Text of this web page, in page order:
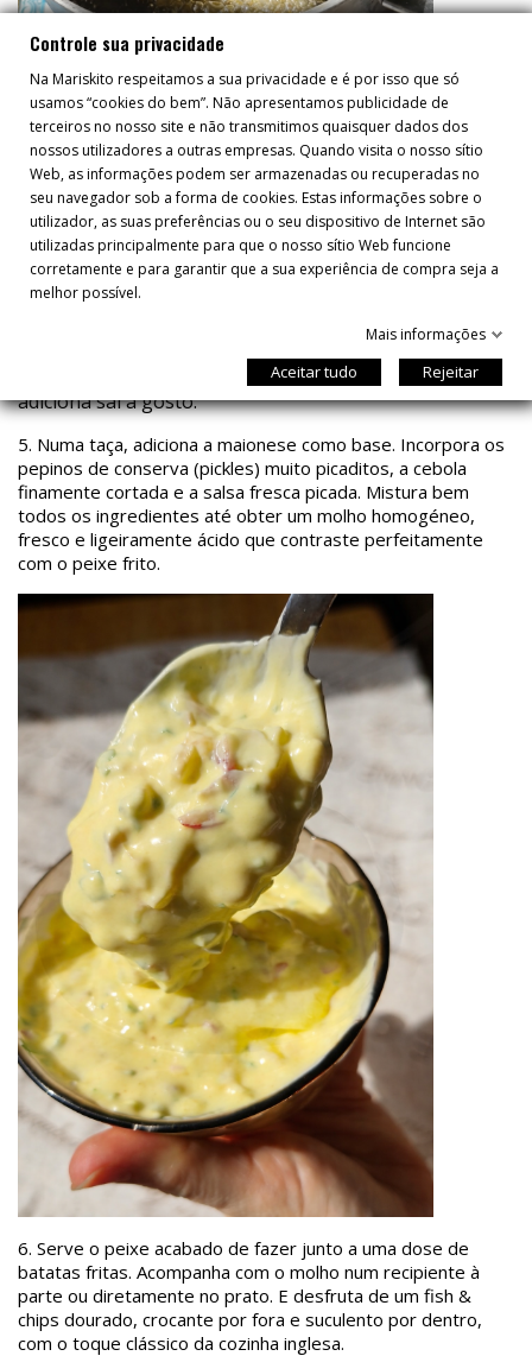
4. Frita as batatas em óleo quente abundante até estarem
douradas por fora e tenras por dentro. Para um resultado
espetacular, podes fazer uma fritura dupla:
Primeira fritura a temperatura média para as cozinhar
Segunda fritura a temperatura alta para as dourar e
deixar crocantes Retira-as para papel absorvente e
adiciona sal a gosto.
5. Numa taça, adiciona a maionese como base. Incorpora os
pepinos de conserva (pickles) muito picaditos, a cebola
finamente cortada e a salsa fresca picada. Mistura bem
todos os ingredientes até obter um molho homogéneo,
fresco e ligeiramente ácido que contraste perfeitamente
com o peixe frito.
6. Serve o peixe acabado de fazer junto a uma dose de
batatas fritas. Acompanha com o molho num recipiente à
parte ou diretamente no prato. E desfruta de um fish &
chips dourado, crocante por fora e suculento por dentro,
com o toque clássico da cozinha inglesa.
Controle sua privacidade
Na Mariskito respeitamos a sua privacidade e é por isso que só
usamos “cookies do bem”. Não apresentamos publicidade de
terceiros no nosso site e não transmitimos quaisquer dados dos
nossos utilizadores a outras empresas. Quando visita o nosso sítio
Web, as informações podem ser armazenadas ou recuperadas no
seu navegador sob a forma de cookies. Estas informações sobre o
utilizador, as suas preferências ou o seu dispositivo de Internet são
utilizadas principalmente para que o nosso sítio Web funcione
corretamente e para garantir que a sua experiência de compra seja a
melhor possível.
Mais informações
Aceitar tudo Rejeitar